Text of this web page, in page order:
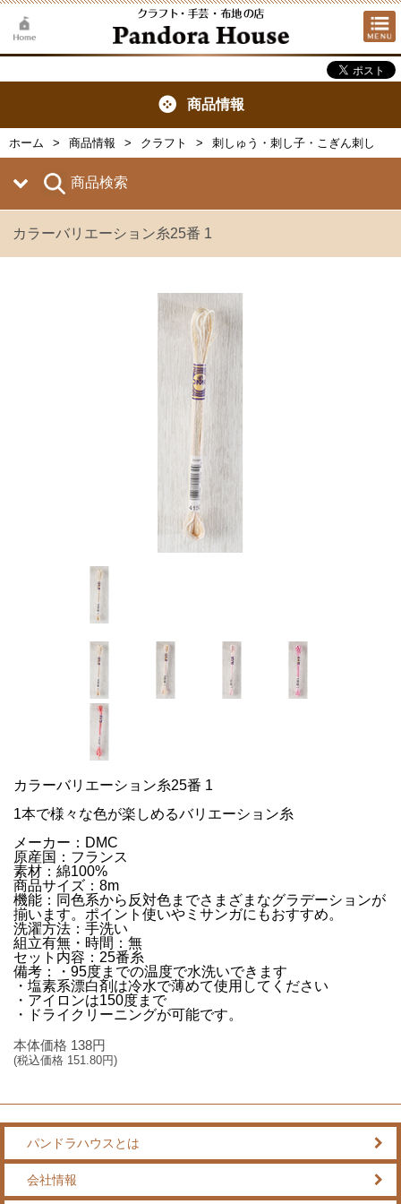
商品情報
ホーム 商品情報 クラフト 刺しゅう・刺し子・こぎん刺し
商品検索
カラーバリエーション糸25番 1
カラーバリエーション糸25番 1
1本で様々な色が楽しめるバリエーション糸
メーカー：DMC
原産国：フランス
素材：綿100%
商品サイズ：8m
機能：同色系から反対色までさまざまなグラデーションが
揃います。ポイント使いやミサンガにもおすすめ。
洗濯方法：手洗い
組立有無・時間：無
セット内容：25番糸
備考：・95度までの温度で水洗いできます
・塩素系漂白剤は冷水で薄めて使用してください
・アイロンは150度まで
・ドライクリーニングが可能です。
本体価格 138円
(税込価格 151.80円)
パンドラハウスとは
会社情報